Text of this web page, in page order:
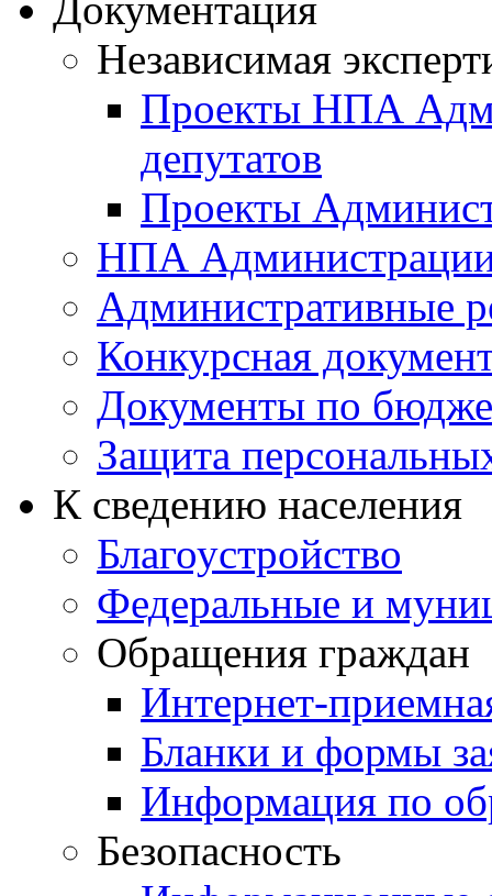
Документация
Независимая
Проекты НПА
депутатов
Проекты
НПА
Административные
Конкурсная
Документы по
Защита
К сведению населения
Благоустройство
Федеральные и
Обращения граждан
Интернет-
Бланки и формы
Информация по
Безопасность